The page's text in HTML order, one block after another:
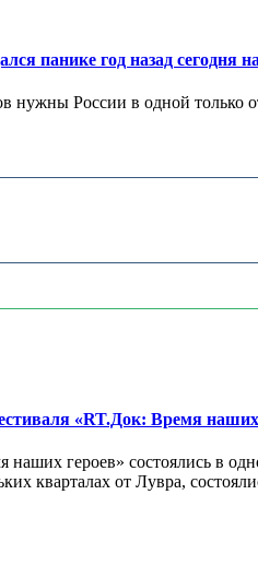
панике год назад сегодня
России в одной только
«RT.Док: Время наших
героев» состоялись в
кварталах от Лувра,